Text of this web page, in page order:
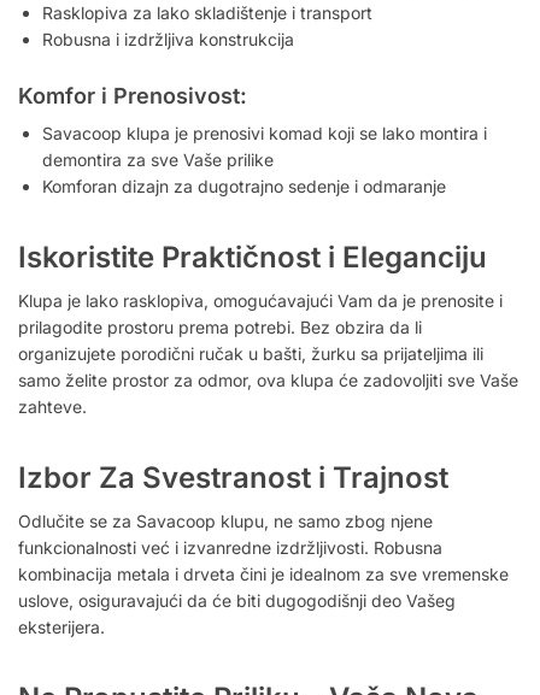
Rasklopiva za lako skladištenje i transport
Robusna i izdržljiva konstrukcija
Komfor i Prenosivost:
Savacoop klupa je prenosivi komad koji se lako montira i
demontira za sve Vaše prilike
Komforan dizajn za dugotrajno sedenje i odmaranje
Iskoristite Praktičnost i Eleganciju
Klupa je lako rasklopiva, omogućavajući Vam da je prenosite i
prilagodite prostoru prema potrebi. Bez obzira da li
organizujete porodični ručak u bašti, žurku sa prijateljima ili
samo želite prostor za odmor, ova klupa će zadovoljiti sve Vaše
zahteve.
Izbor Za Svestranost i Trajnost
Odlučite se za Savacoop klupu, ne samo zbog njene
funkcionalnosti već i izvanredne izdržljivosti. Robusna
kombinacija metala i drveta čini je idealnom za sve vremenske
uslove, osiguravajući da će biti dugogodišnji deo Vašeg
eksterijera.